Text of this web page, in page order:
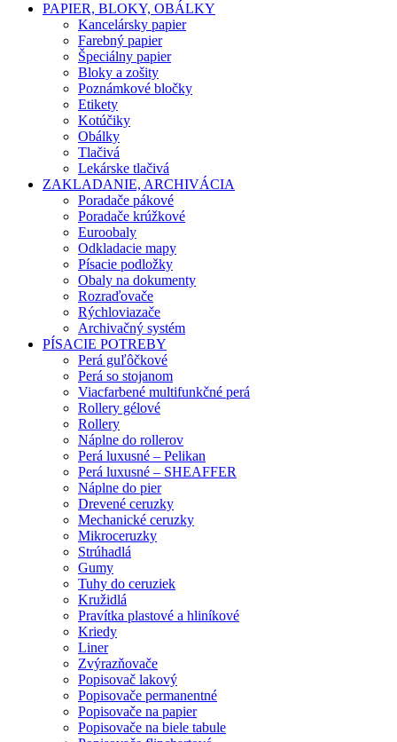
PAPIER, BLOKY, OBÁLKY
Kancelársky papier
Farebný papier
Špeciálny papier
Bloky a zošity
Poznámkové bločky
Etikety
Kotúčiky
Obálky
Tlačivá
Lekárske tlačivá
ZAKLADANIE, ARCHIVÁCIA
Poradače pákové
Poradače krúžkové
Euroobaly
Odkladacie mapy
Písacie podložky
Obaly na dokumenty
Rozraďovače
Rýchloviazače
Archivačný systém
PÍSACIE POTREBY
Perá guľôčkové
Perá so stojanom
Viacfarbené multifunkčné perá
Rollery gélové
Rollery
Náplne do rollerov
Perá luxusné – Pelikan
Perá luxusné – SHEAFFER
Náplne do pier
Drevené ceruzky
Mechanické ceruzky
Mikroceruzky
Strúhadlá
Gumy
Tuhy do ceruziek
Kružidlá
Pravítka plastové a hliníkové
Kriedy
Liner
Zvýrazňovače
Popisovač lakový
Popisovače permanentné
Popisovače na papier
Popisovače na biele tabule